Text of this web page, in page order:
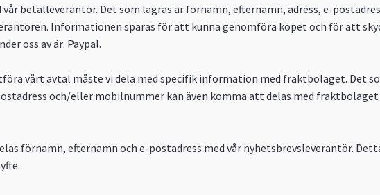
betalleverantör. Det som lagras är förnamn, efternamn, adress, e-
Informationen sparas för att kunna genomföra köpet och för att
oss av är: Paypal.
vårt avtal måste vi dela med specifik information med fraktbolaget. Det
och/eller mobilnummer kan även komma att delas med
förnamn, efternamn och e-postadress med vår nyhetsbrevsleverantör.